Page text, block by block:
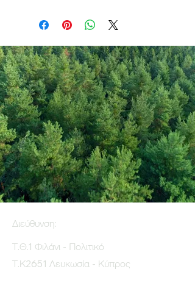
Διεύθυνση:
Τ.Θ.1 Φιλάνι - Πολιτικό
Τ.Κ2651 Λευκωσία - Κύπρος